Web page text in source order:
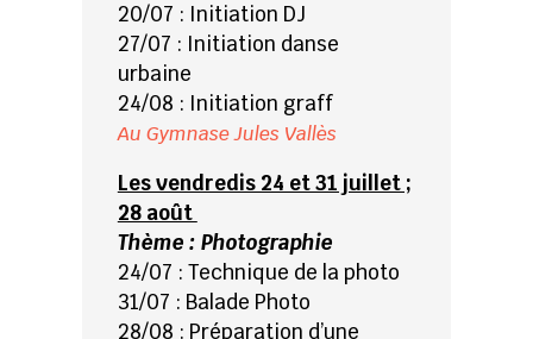
20/07 : Initiation DJ
27/07 : Initiation danse
urbaine
24/08 : Initiation graff
Au Gymnase Jules Vallès
Les vendredis 24 et 31 juillet ;
28 août
Thème : Photographie
24/07 : Technique de la photo
31/07 : Balade Photo
28/08 : Préparation d’une